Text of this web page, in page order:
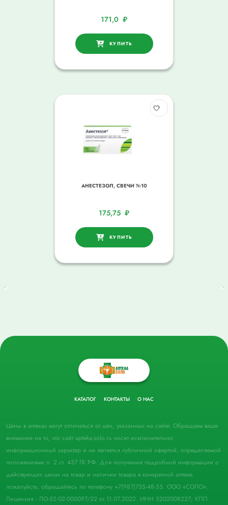
171,0 ₽
КУПИТЬ
АНЕСТЕЗОЛ, СВЕЧИ №10
175,75 ₽
КУПИТЬ
КАТАЛОГ КОНТАКТЫ О НАС
Цены в аптеках могут отличаться от цен, указанных на сайте. Обращаем ваше
внимание на то, что сайт apteka-solo.ru носит исключительно
информационный характер и не является публичной офертой, определяемой
положениями п. 2 ст. 437 ГК РФ. Для получения подробной информации о
действующих ценах на товар и наличии товара в конкретной аптеке,
пожалуйста, обращайтесь по телефону +7(987)755-48-55. ООО «СОЛО».
Лицензия - ЛО-52-02-000097/22 от 11.07.2022. ИНН 5202008227; КПП